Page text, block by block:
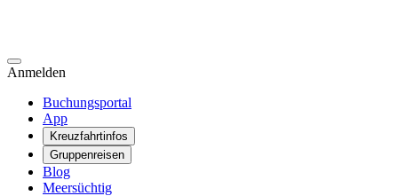
Anmelden
Buchungsportal
App
Kreuzfahrtinfos
Gruppenreisen
Blog
Meersüchtig